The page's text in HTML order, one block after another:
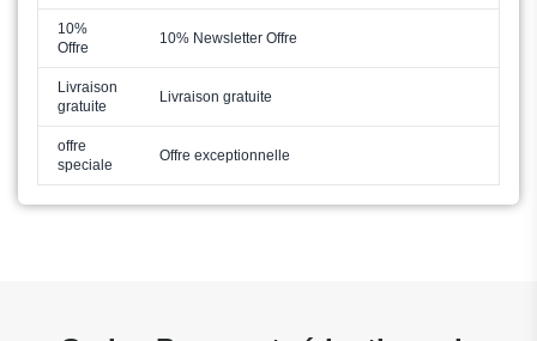
10%
Offre
10% Newsletter Offre
Livraison
gratuite
Livraison gratuite
offre
speciale
Offre exceptionnelle